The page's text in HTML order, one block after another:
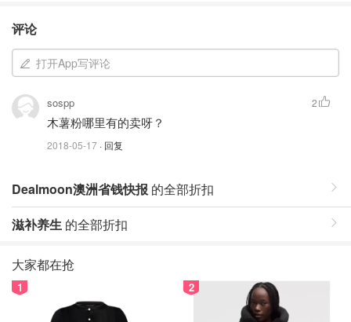
评论
打开App写评论
sospp
木薯粉哪里有的卖呀？
2018-05-17 · 回复
2
Dealmoon澳洲省钱快报 的全部折扣
滋补养生 的全部折扣
大家都在抢
1 2